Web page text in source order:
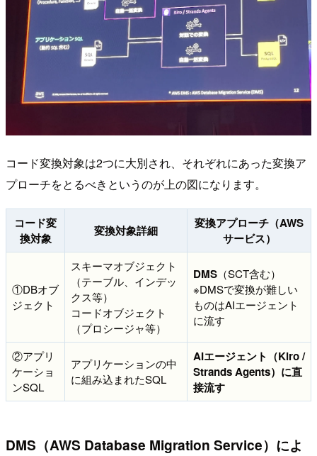
コード変換対象は2つに大別され、それぞれにあった変換ア
プローチをとるべきというのが上の図になります。
コード変
換対象
変換対象詳細
変換アプローチ（AWS
サービス）
①DBオブ
ジェクト
スキーマオブジェクト
（テーブル、インデッ
クス等）
コードオブジェクト
（プロシージャ等）
DMS （SCT含む）
※DMSで変換が難しい
ものはAIエージェント
に流す
②アプリ
ケーショ
ンSQL
アプリケーションの中
に組み込まれたSQL
AIエージェント（Kiro /
Strands Agents）に直
接流す
DMS（AWS Database Migration Service）によ